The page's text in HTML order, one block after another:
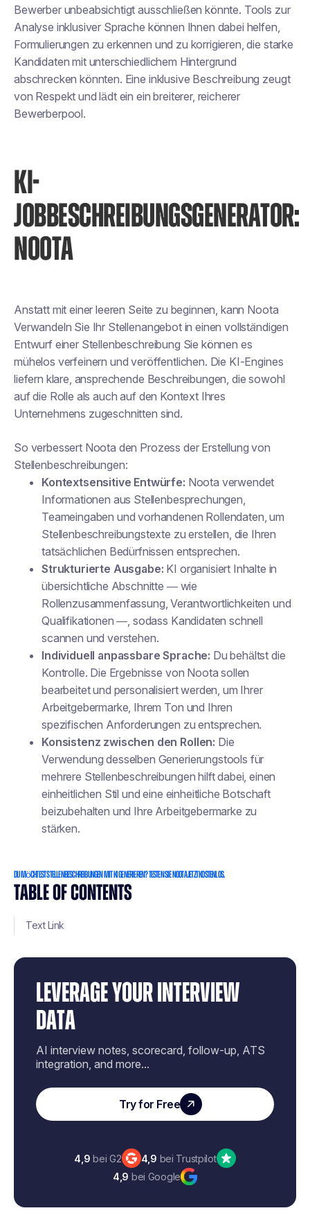
TABLE OF CONTENTS
Text Link
LEVERAGE YOUR INTERVIEW
DATA
AI interview notes, scorecard, follow-up, ATS
integration, and more...
Try for Free
4,9 bei G2 4,9 bei Trustpilot
4,9 bei Google
Bewerber unbeabsichtigt ausschließen könnte. Tools zur
Analyse inklusiver Sprache können Ihnen dabei helfen,
Formulierungen zu erkennen und zu korrigieren, die starke
Kandidaten mit unterschiedlichem Hintergrund
abschrecken könnten. Eine inklusive Beschreibung zeugt
von Respekt und lädt ein ein breiterer, reicherer
Bewerberpool.
KI-
JOBBESCHREIBUNGSGENERATOR:
NOOTA
Anstatt mit einer leeren Seite zu beginnen, kann Noota
Verwandeln Sie Ihr Stellenangebot in einen vollständigen
Entwurf einer Stellenbeschreibung Sie können es
mühelos verfeinern und veröffentlichen. Die KI-Engines
liefern klare, ansprechende Beschreibungen, die sowohl
auf die Rolle als auch auf den Kontext Ihres
Unternehmens zugeschnitten sind.
So verbessert Noota den Prozess der Erstellung von
Stellenbeschreibungen:
Kontextsensitive Entwürfe: Noota verwendet
Informationen aus Stellenbesprechungen,
Teameingaben und vorhandenen Rollendaten, um
Stellenbeschreibungstexte zu erstellen, die Ihren
tatsächlichen Bedürfnissen entsprechen.
Strukturierte Ausgabe: KI organisiert Inhalte in
übersichtliche Abschnitte — wie
Rollenzusammenfassung, Verantwortlichkeiten und
Qualifikationen —, sodass Kandidatenschnell
scannen und verstehen.
Individuell anpassbare Sprache: Du behältst die
Kontrolle. Die Ergebnisse von Noota sollen
bearbeitet und personalisiert werden, um Ihrer
Arbeitgebermarke, Ihrem Ton und Ihren
spezifischen Anforderungen zu entsprechen.
Konsistenz zwischen den Rollen: Die
Verwendung desselben Generierungstools für
mehrere Stellenbeschreibungen hilft dabei, einen
einheitlichen Stil und eine einheitliche Botschaft
beizubehalten und Ihre Arbeitgebermarke zu
stärken.
Du möchtest Stellenbeschreibungen mit KI generieren? Testen Sie Noota jetzt kostenlos.